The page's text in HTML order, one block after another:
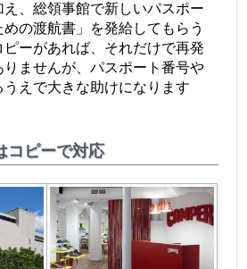
、総領事館で新しいパスポー
めの渡航書」を発給してもらう
ーがあれば、それだけで再発
ませんが、パスポート番号や
えで大きな助けになります
コピーで対応